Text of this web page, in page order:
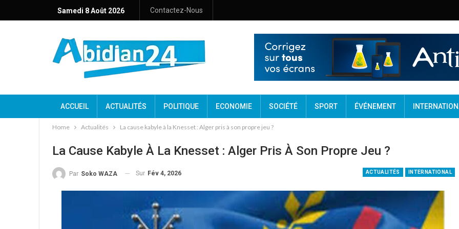
Samedi 8 Août 2026 Contactez-Nous
ACCUEIL ACTUALITÉS POLITIQUE ECONOMIE SOCIÉTÉ SPORT ÉVÉNEMENT
Home Actualités La cause kabyle à la Knesset : Alger pris à son propre jeu ?
La Cause Kabyle À La Knesset : Alger Pris À Son Propre Jeu ?
ACTUALITÉS INTERNATIONAL
Par Soko WAZA Sur Fév 4, 2026